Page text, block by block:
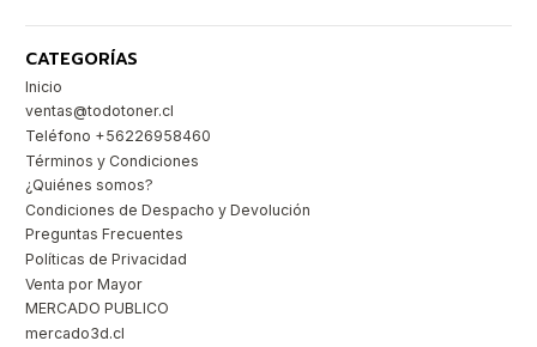
CATEGORÍAS
Inicio
ventas@todotoner.cl
Teléfono +56226958460
Términos y Condiciones
¿Quiénes somos?
Condiciones de Despacho y Devolución
Preguntas Frecuentes
Políticas de Privacidad
Venta por Mayor
MERCADO PUBLICO
mercado3d.cl